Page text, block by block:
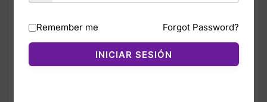
algodón regenerativo, ofrece una textura
suave, ligera y con excelente elasticidad,
ideal para quienes buscan comodidad y
Remember me Forgot Password?
INICIAR SESIÓN